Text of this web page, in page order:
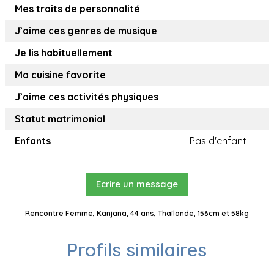
Mes traits de personnalité
J’aime ces genres de musique
Je lis habituellement
Ma cuisine favorite
J’aime ces activités physiques
Statut matrimonial
Enfants
Pas d'enfant
Ecrire un message
Rencontre Femme, Kanjana, 44 ans, Thaïlande, 156cm et 58kg
Profils similaires